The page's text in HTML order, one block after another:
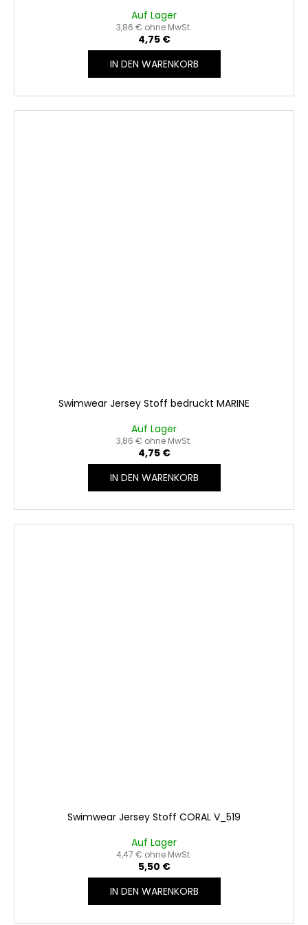
Auf Lager
3,86 € ohne MwSt.
4,75 €
IN DEN WARENKORB
Swimwear Jersey Stoff bedruckt MARINE
Auf Lager
3,86 € ohne MwSt.
4,75 €
IN DEN WARENKORB
Swimwear Jersey Stoff CORAL V_519
Auf Lager
4,47 € ohne MwSt.
5,50 €
IN DEN WARENKORB